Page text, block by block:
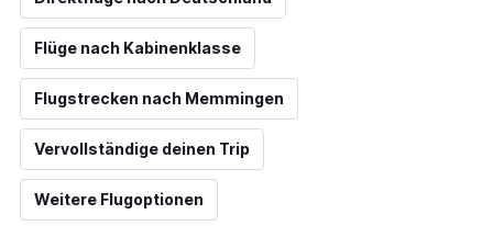
Flüge nach Kabinenklasse
Flugstrecken nach Memmingen
Vervollständige deinen Trip
Weitere Flugoptionen